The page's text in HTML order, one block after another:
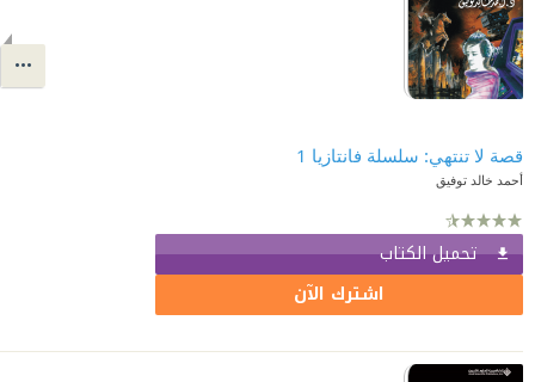
قصة لا تنتهي: سلسلة فانتازيا 1
أحمد خالد توفيق
تحميل الكتاب
اشترك الآن